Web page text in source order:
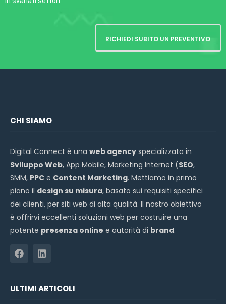
RICHIEDI SUBITO UN PREVENTIVO
CHI SIAMO
Digital Connect è una web agency specializzata in
Sviluppo Web, App Mobile, Marketing Internet (SEO,
SMM, PPC e Content Marketing. Mettiamo in primo
piano il design su misura, basato sui requisiti specifici
dei clienti, per siti web di alta qualità. Il nostro obiettivo
è offrirvi eccellenti soluzioni web per costruire una
potente presenza online e autorità di brand.
ULTIMI ARTICOLI